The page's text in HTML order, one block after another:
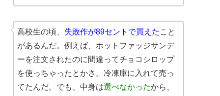
高校生の頃、 失敗作が89セントで買えた こと
があるんだ。例えば、ホットファッジサンデ
ーを注文されたのに間違ってチョコシロップ
を使っちゃったとかさ。冷凍庫に入れて売っ
てたんだ。でも、中身は選べなかったから、